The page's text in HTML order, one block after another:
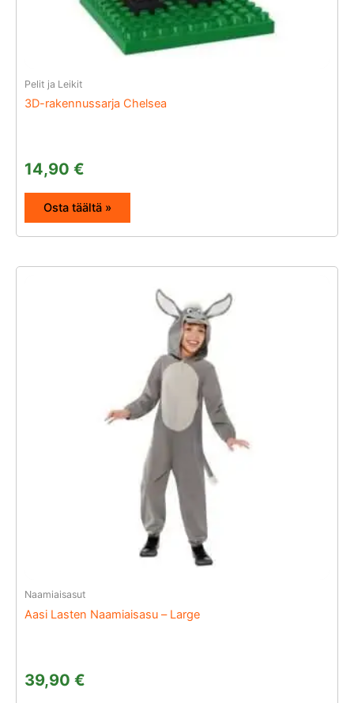
Pelit ja Leikit
3D-rakennussarja Chelsea
14,90 €
Osta täältä »
Naamiaisasut
Aasi Lasten Naamiaisasu – Large
39,90 €